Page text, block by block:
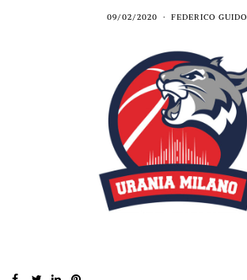
09/02/2020 FEDERICO GUIDO